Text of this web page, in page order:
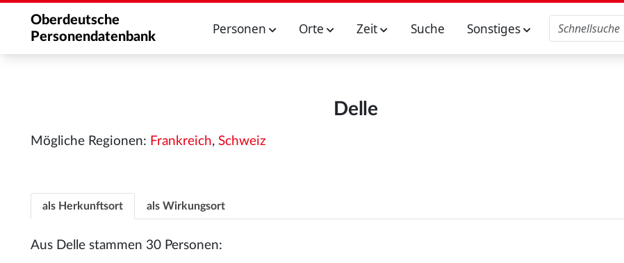
Oberdeutsche
Personendatenbank
Personen Orte Zeit Suche Sonstiges
Delle
Mögliche Regionen: Frankreich, Schweiz
als Herkunftsort als Wirkungsort
Aus Delle stammen 30 Personen: